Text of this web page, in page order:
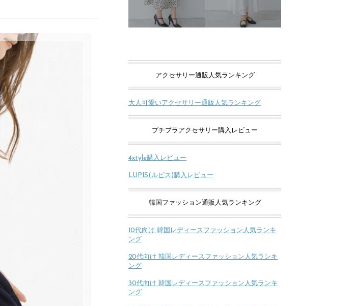
アクセサリー通販人気ランキング
大人可愛いアクセサリー通販人気ランキング
プチプラアクセサリー購入レビュー
4xtyle購入レビュー
LUPIS(ルピス)購入レビュー
韓国ファッション通販人気ランキング
10代向け 韓国レディースファッション人気ランキ
ング
20代向け 韓国レディースファッション人気ランキ
ング
30代向け 韓国レディースファッション人気ランキ
ング